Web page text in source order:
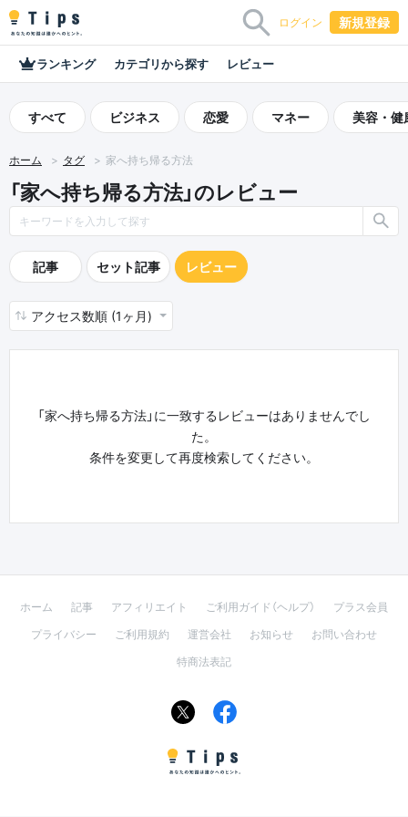
ログイン 新規登録
ランキング カテゴリから探す レビュー
すべて ビジネス 恋愛 マネー 美容・健
ホーム タグ 家へ持ち帰る方法
「家へ持ち帰る方法」のレビュー
記事 セット記事 レビュー
アクセス数順 (1ヶ月)
「家へ持ち帰る方法」に一致するレビューはありませんでし
た。
条件を変更して再度検索してください。
ホーム 記事 アフィリエイト ご利用ガイド（ヘルプ）
プラス会員
プライバシー
ご利用規約 運営会社 お知らせ
お問い合わせ
特商法表記